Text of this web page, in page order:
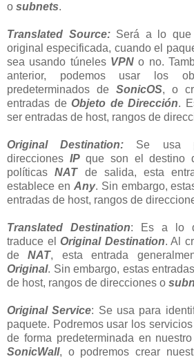
o subnets.
Translated Source:Será a lo que
original especificada, cuando el
sea usando túneles VPNo no.
anterior, podemos usar los
predeterminados de SonicOS, o
entradas deObjeto de Dirección.
ser entradas de host, rangos de
Original Destination: Se usa
direcciones IP que son el destino
políticasNAT de salida, esta
establece en Any. Sin embargo,
entradas de host, rangos de
Translated Destination: Es a lo
traduce elOriginal Destination. Al
deNAT, esta entrada
Original. Sin embargo, estas
de host, rangos de direcciones o
Original Service: Se usa para
paquete. Podremos usar los
de forma predeterminada en
SonicWall, o podremos crear